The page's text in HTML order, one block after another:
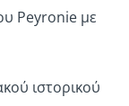
Peyronie με
ιστορικού